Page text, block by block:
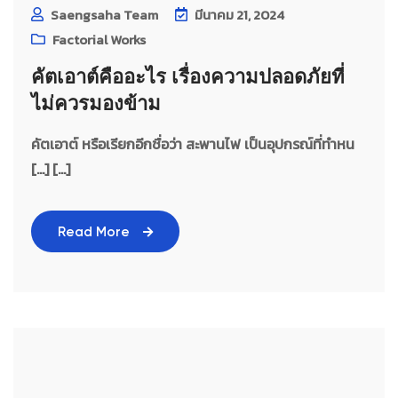
Saengsaha Team
มีนาคม 21, 2024
Factorial Works
คัตเอาต์คืออะไร เรื่องความปลอดภัยที่
ไม่ควรมองข้าม
คัตเอาต์ หรือเรียกอีกชื่อว่า สะพานไฟ เป็นอุปกรณ์ที่ทำหน
[…] [...]
Read More